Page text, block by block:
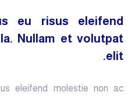
eu risus eleifend
Nullam et volutpat
elit.
eleifend molestie non ac